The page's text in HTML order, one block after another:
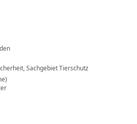
Sachgebiet Tierschutz